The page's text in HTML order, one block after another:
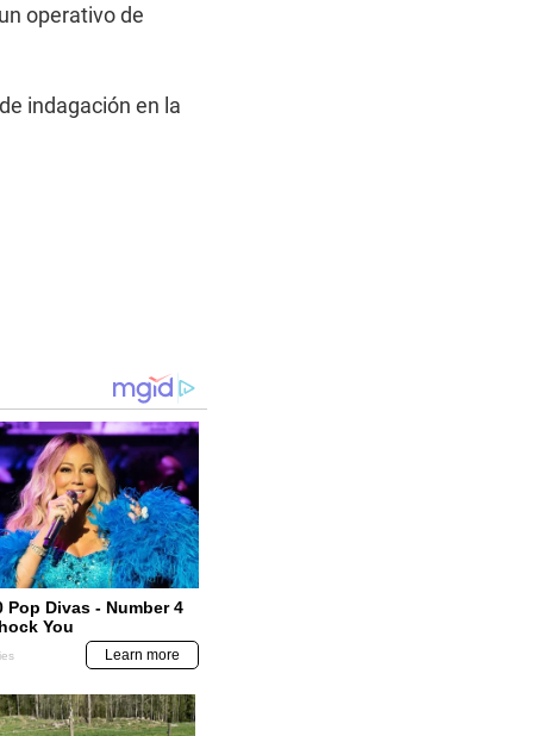
operativo de
indagación en la